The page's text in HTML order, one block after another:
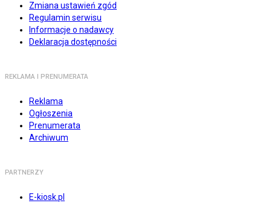
Zmiana ustawień zgód
Regulamin serwisu
Informacje o nadawcy
Deklaracja dostępności
REKLAMA I PRENUMERATA
Reklama
Ogłoszenia
Prenumerata
Archiwum
PARTNERZY
E-kiosk.pl